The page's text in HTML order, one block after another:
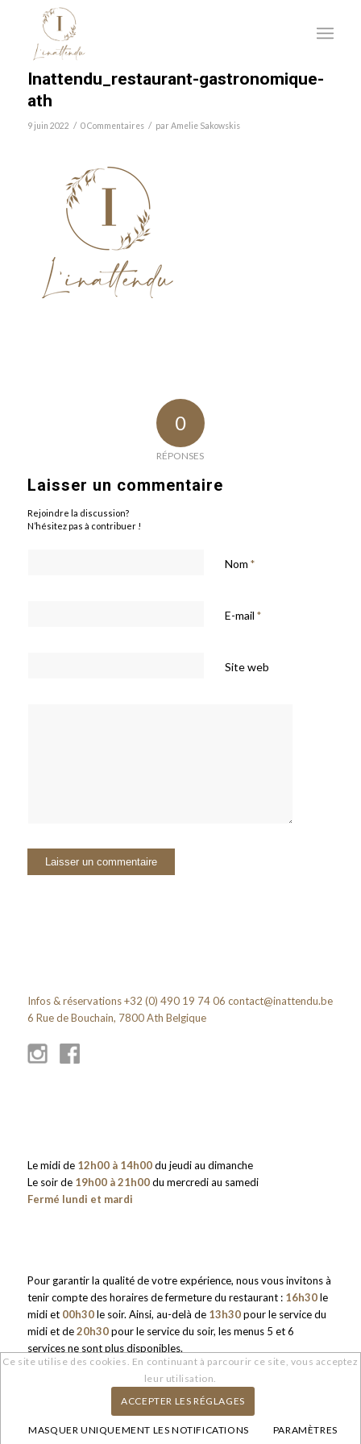
Inattendu_restaurant-gastronomique-
ath
9 juin 2022 / 0 Commentaires / par Amelie Sakowskis
0
RÉPONSES
Laisser un commentaire
Rejoindre la discussion?
N’hésitez pas à contribuer !
Nom *
E-mail *
Site web
Infos & réservations +32 (0) 490 19 74 06 contact@inattendu.be
6 Rue de Bouchain, 7800 Ath Belgique
Le midi de 12h00 à 14h00du jeudi au dimanche
Le soir de 19h00 à 21h00du mercredi au samedi
Fermé lundi et mardi
Pour garantir la qualité de votre expérience, nous vous invitons à
tenir compte des horaires de fermeture du restaurant : 16h30le
midi et 00h30le soir. Ainsi, au-delà de 13h30pour le service du
midi et de20h30pour le service du soir, les menus 5 et 6
services ne sont plus disponibles.
Ce site utilise des cookies. En continuant à parcourir ce site, vous acceptez
leur utilisation.
ACCEPTER LES RÉGLAGES
MASQUER UNIQUEMENT LES NOTIFICATIONS PARAMÈTRES